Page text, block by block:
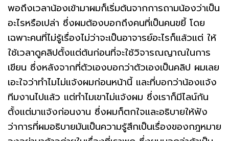
พอถึงเวลาน้องเข้ามาผมก็เริ่มต้นจากการถามน้องว่าเป็น
อะไรหรือเปล่า ซึ่งผมต้องบอกถึงคนที่เป็นคนขยี้ โดย
เฉพาะคนที่ไม่รู้เรื่องไม่ว่าจะเป็นอาจารย์อะไรก็แล้วแต่ ให้
ใช้เวลาดูคลิปตั้งแต่ต้นก่อนที่จะใช้วิจารณญาณในการ
เขียน ซึ่งหลังจากที่ตัวเองบอกว่าตัวเองเป็นคลิป ผมเลย
เอะใจว่าทำไมไม่แจ้งผมก่อนหน้านี้ และที่บอกว่าน้องแจ้ง
ทีมงานไปแล้ว แต่ทำไมเขาไม่แจ้งผม ซึ่งเราก็มีไลน์กัน
ตั้งแต่มาแจ้งก่อนงาน ซึ่งผมก็ตกใจและอธิบายให้ฟัง
ว่าการที่ผมอธิบายมันเป็นความรู้สึกเป็นเรื่องของกฎหมาย